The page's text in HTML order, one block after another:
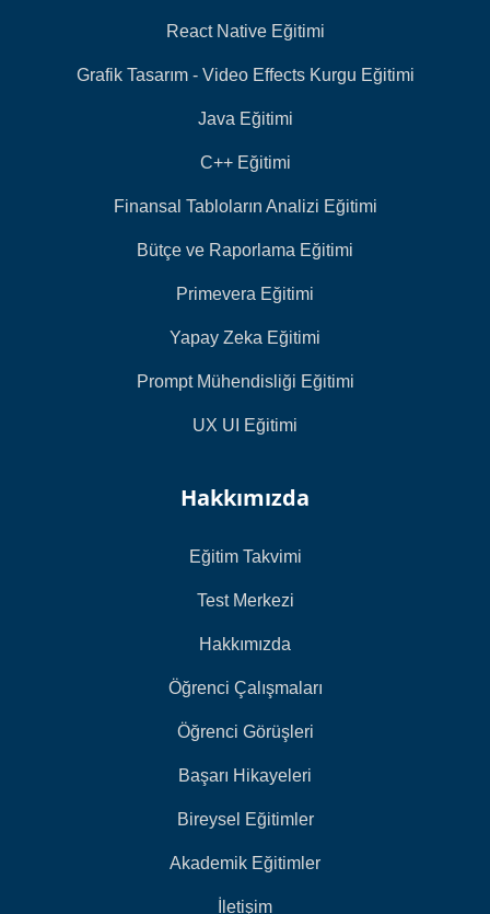
React Native Eğitimi
Grafik Tasarım - Video Effects Kurgu Eğitimi
Java Eğitimi
C++ Eğitimi
Finansal Tabloların Analizi Eğitimi
Bütçe ve Raporlama Eğitimi
Primevera Eğitimi
Yapay Zeka Eğitimi
Prompt Mühendisliği Eğitimi
UX UI Eğitimi
Hakkımızda
Eğitim Takvimi
Test Merkezi
Hakkımızda
Öğrenci Çalışmaları
Öğrenci Görüşleri
Başarı Hikayeleri
Bireysel Eğitimler
Akademik Eğitimler
İletişim